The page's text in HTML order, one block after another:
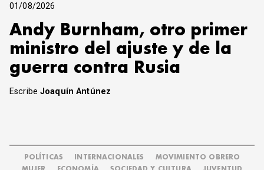
01/08/2026
Andy Burnham, otro primer
ministro del ajuste y de la
guerra contra Rusia
EscribeJoaquín Antúnez
POLÍTICAS INTERNACIONALES
MOVIMIENTO OBRERO